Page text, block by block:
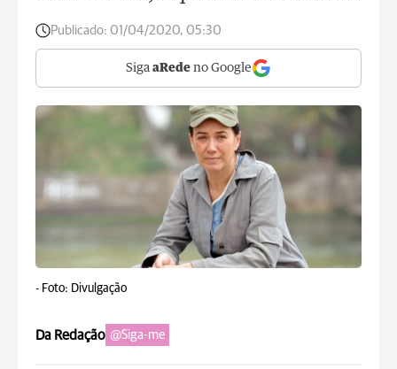
Publicado: 01/04/2020, 05:30
Siga aRede no Google
- Foto: Divulgação
Da Redação @Siga-me